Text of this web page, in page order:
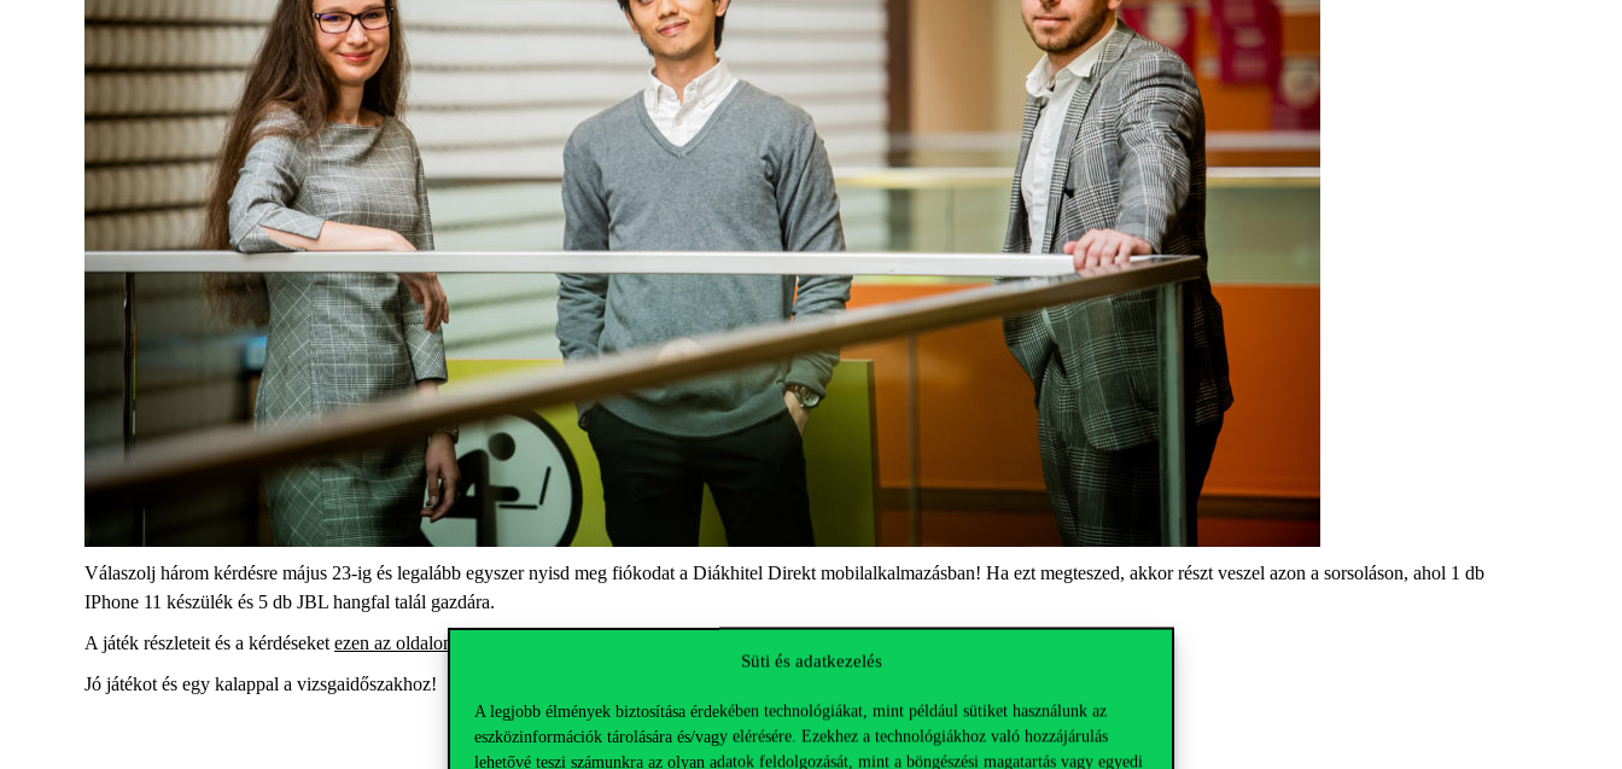
Süti és adatkezelés
A legjobb élmények biztosítása érdekében technológiákat, mint például sütiket használunk az
eszközinformációk tárolására és/vagy elérésére. Ezekhez a technológiákhoz való hozzájárulás
lehetővé teszi számunkra az olyan adatok feldolgozását, mint a böngészési magatartás vagy egyedi
Válaszolj három kérdésre május 23-ig és legalább egyszer nyisd meg fiókodat a Diákhitel Direkt mobilalkalmazásban! Ha ezt megteszed, akkor részt veszel azon a sorsoláson, ahol 1 db
IPhone 11 készülék és 5 db JBL hangfal talál gazdára.
A játék részleteit és a kérdéseket ezen az oldalon találod.
Jó játékot és egy kalappal a vizsgaidőszakhoz!